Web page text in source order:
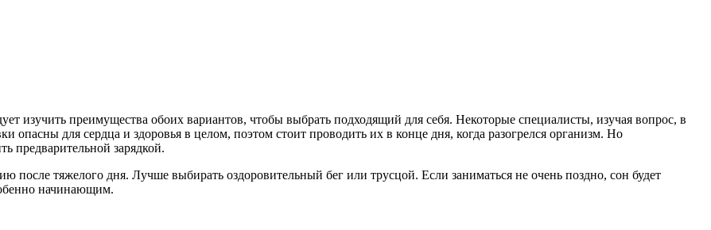
изучить преимущества обоих вариантов, чтобы выбрать подходящий для себя. Некоторые специалисты, изучая вопрос, в
опасны для сердца и здоровья в целом, поэтом стоит проводить их в конце дня, когда разогрелся организм. Но
предварительной зарядкой.
после тяжелого дня. Лучше выбирать оздоровительный бег или трусцой. Если заниматься не очень поздно, сон будет
начинающим.